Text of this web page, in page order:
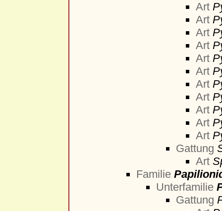
Art
Art
Art
Art
Art
Art
Art
Art
Art
Art
Art
Gattung
Art
Familie
Unterfamilie
Gattung